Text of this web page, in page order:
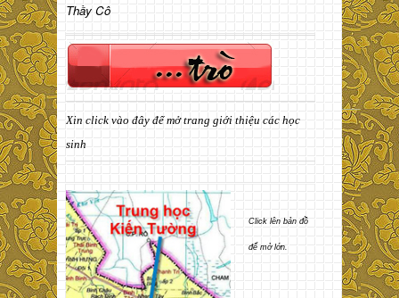
Thầy Cô
Xin click vào đây để mở trang giới thiệu các học
sinh
Click lên bản đồ
để mở lớn.